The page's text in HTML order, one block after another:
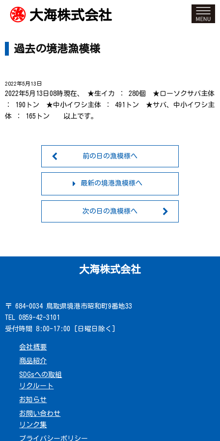
大海株式会社
過去の境港漁模様
2022年5月13日
2022年5月13日08時現在、 ★生イカ ： 280個 ★ローソクサバ主体
： 190トン ★中小イワシ主体 ： 491トン ★サバ、中小イワシ主
体 ： 165トン 以上です。
前の日の漁模様へ
最新の境港漁模様へ
次の日の漁模様へ
大海株式会社
〒 684-0034 鳥取県境港市昭和町9番地33
TEL 0859-42-3101
受付時間 8:00-17:00 [日曜日除く]
会社概要
商品紹介
SDGsへの取組
リクルート
お知らせ
お問い合わせ
リンク集
プライバシーポリシー